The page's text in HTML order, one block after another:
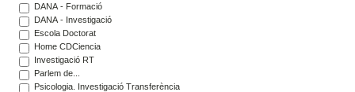
DANA - Formació
DANA - Investigació
Escola Doctorat
Home CDCiencia
Investigació RT
Parlem de...
Psicologia. Investigació Transferència